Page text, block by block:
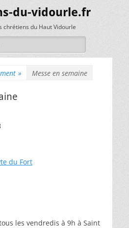
du-vidourle.fr
chrétiens du Haut Vidourle
» Messe en semaine
du Fort
les vendredis à 9h à Saint